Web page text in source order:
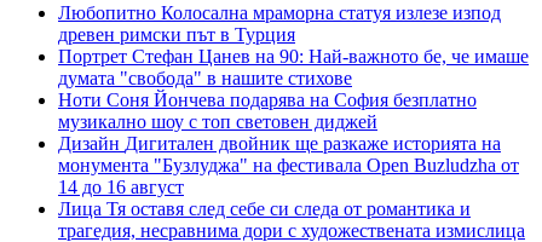
Любопитно Колосална мраморна статуя излезе изпод
древен римски път в Турция
Портрет Стефан Цанев на 90: Най-важното бе, че имаше
думата "свобода" в нашите стихове
Ноти Соня Йончева подарява на София безплатно
музикално шоу с топ световен диджей
Дизайн Дигитален двойник ще разкаже историята на
монумента "Бузлуджа" на фестивала Open Buzludzha от
14 до 16 август
Лица Тя оставя след себе си следа от романтика и
трагедия, несравнима дори с художествената измислица